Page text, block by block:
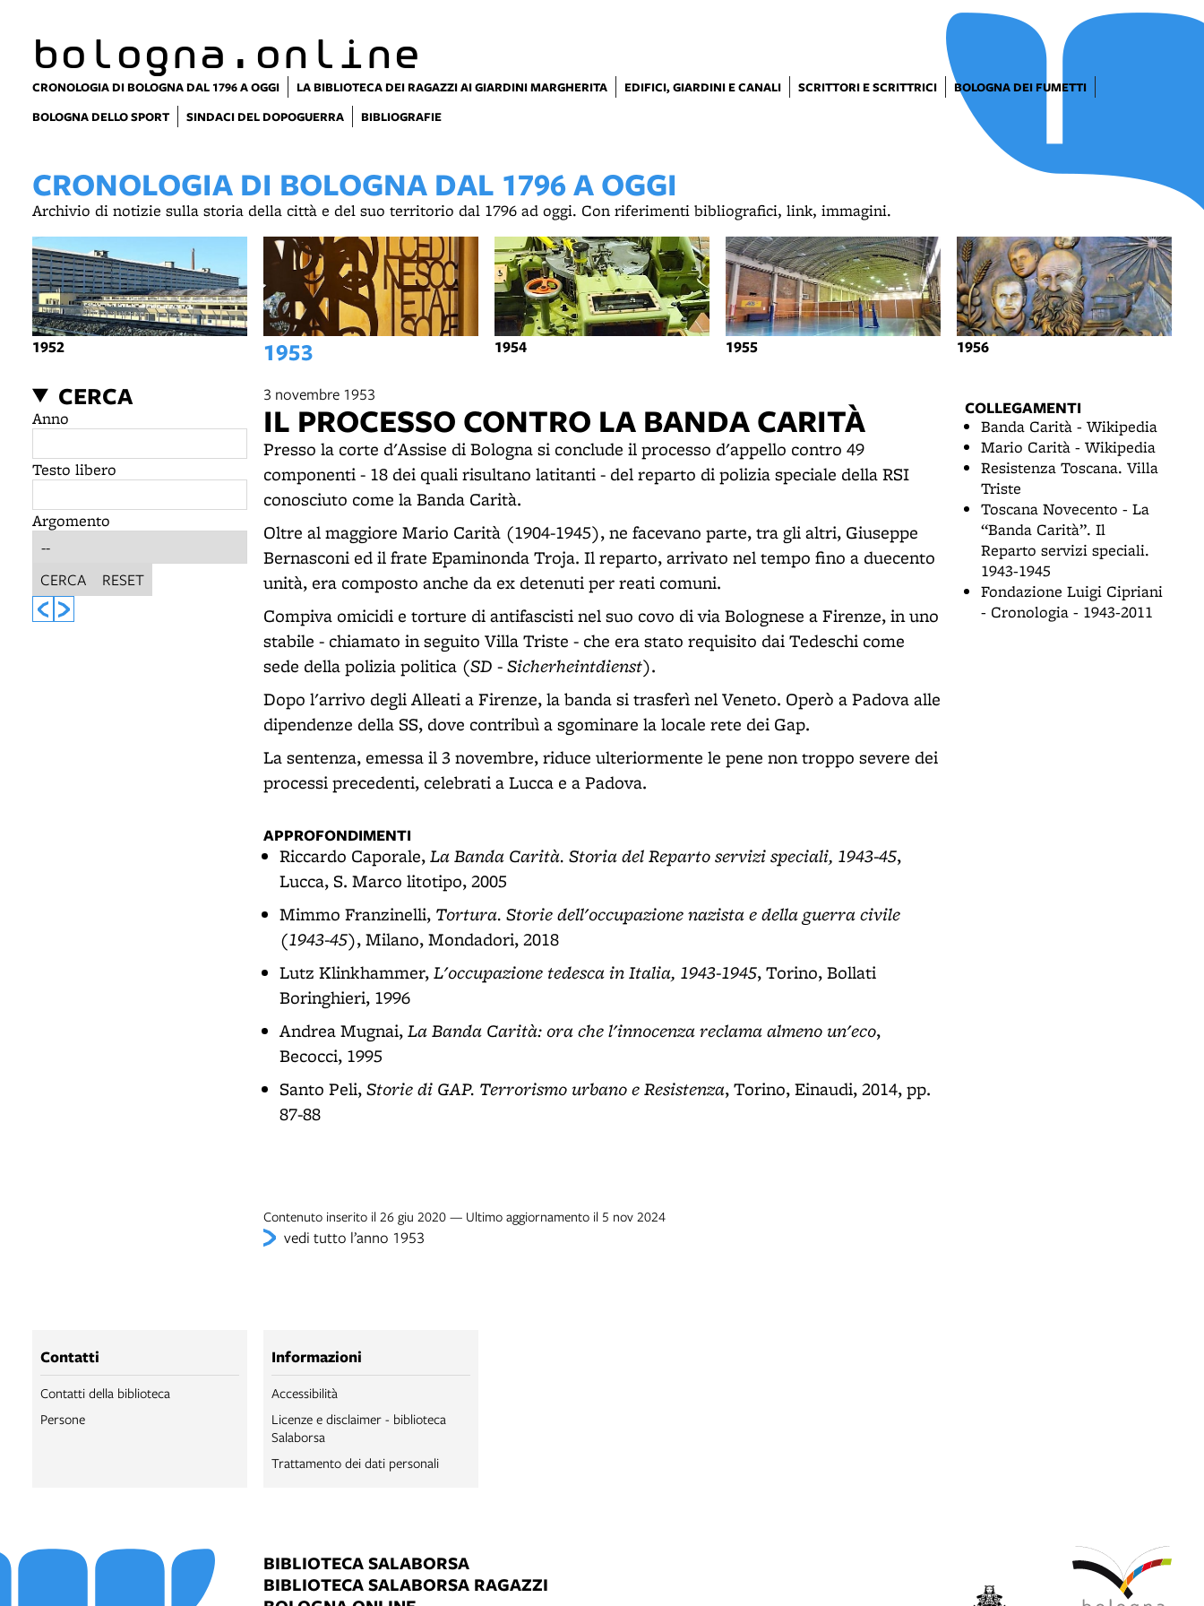
bologna.online
CRONOLOGIA DI BOLOGNA DAL 1796 A OGGI LA BIBLIOTECA DEI RAGAZZI AI GIARDINI MARGHERITA EDIFICI, GIARDINI E CANALI SCRITTORI E SCRITTRICI
BOLOGNA DEI FUMETTI
BOLOGNA DELLO SPORT
SINDACI DEL DOPOGUERRA BIBLIOGRAFIE
CRONOLOGIA DI BOLOGNA DAL 1796 A OGGI
Archivio di notizie sulla storia della città e del suo territorio dal 1796 ad oggi. Con riferimenti bibliografici, link, immagini.
1952 1953 1954 1955 1956
CERCA
Anno
Testo libero
Argomento
CERCA RESET
3 novembre 1953
IL PROCESSO CONTRO LA BANDA CARITÀ
Presso la corte d'Assise di Bologna si conclude il processo d'appello contro 49
componenti - 18 dei quali risultano latitanti - del reparto di polizia speciale della RSI
conosciuto come la Banda Carità.
Oltre al maggiore Mario Carità (1904-1945), ne facevano parte, tra gli altri, Giuseppe
Bernasconi ed il frate Epaminonda Troja. Il reparto, arrivato nel tempo fino a duecento
unità, era composto anche da ex detenuti per reati comuni.
Compiva omicidi e torture di antifascisti nel suo covo di via Bolognese a Firenze, in uno
stabile - chiamato in seguito Villa Triste - che era stato requisito dai Tedeschi come
sede della polizia politica (SD - Sicherheintdienst).
Dopo l'arrivo degli Alleati a Firenze, la banda si trasferì nel Veneto. Operò a Padova alle
dipendenze della SS, dove contribuì a sgominare la locale rete dei Gap.
La sentenza, emessa il 3 novembre, riduce ulteriormente le pene non troppo severe dei
processi precedenti, celebrati a Lucca e a Padova.
APPROFONDIMENTI
Riccardo Caporale,La Banda Carità. Storia del Reparto servizi speciali, 1943-45,
Lucca, S. Marco litotipo, 2005
Mimmo Franzinelli, Tortura. Storie dell'occupazione nazista e della guerra civile
(1943-45), Milano, Mondadori, 2018
Lutz Klinkhammer,L'occupazione tedesca in Italia, 1943-1945, Torino, Bollati
Boringhieri, 1996
Andrea Mugnai,La Banda Carità: ora che l'innocenza reclama almeno un'eco,
Becocci, 1995
Santo Peli,Storie di GAP. Terrorismo urbano e Resistenza, Torino, Einaudi, 2014, pp.
87-88
Contenuto inserito il 26 giu 2020 — Ultimo aggiornamento il 5 nov 2024
vedi tutto l’anno 1953
COLLEGAMENTI
Banda Carità - Wikipedia
Mario Carità - Wikipedia
Resistenza Toscana. Villa
Triste
Toscana Novecento - La
“Banda Carità”. Il
Reparto servizi speciali.
1943-1945
Fondazione Luigi Cipriani
- Cronologia - 1943-2011
Contatti
Contatti della biblioteca
Persone
Informazioni
Accessibilità
Licenze e disclaimer - biblioteca
Salaborsa
Trattamento dei dati personali
BIBLIOTECA SALABORSA
BIBLIOTECA SALABORSA RAGAZZI